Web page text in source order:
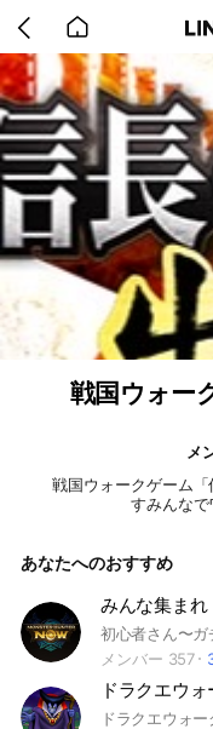
back
to
home
戦国ウォー
メ
戦国ウォークゲーム
すみんなで
あなたへのおすすめ
みんな集まれ
メンバー 357
ドラクエウ
ドラクエウォ